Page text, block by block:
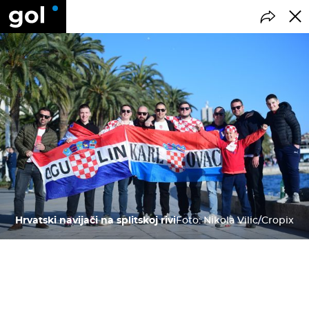
Hrvatski navijači na splitskoj riviFoto: Nikola Vilic/Cropix